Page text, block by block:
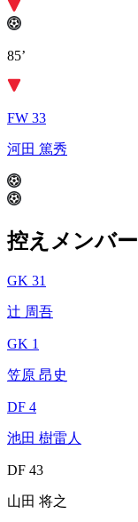
85’
FW 33
河田 篤秀
控えメンバー
GK 31
辻 周吾
GK 1
笠原 昂史
DF 4
池田 樹雷人
DF 43
山田 将之